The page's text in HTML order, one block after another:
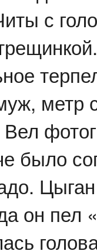
с
метр
было
он пел